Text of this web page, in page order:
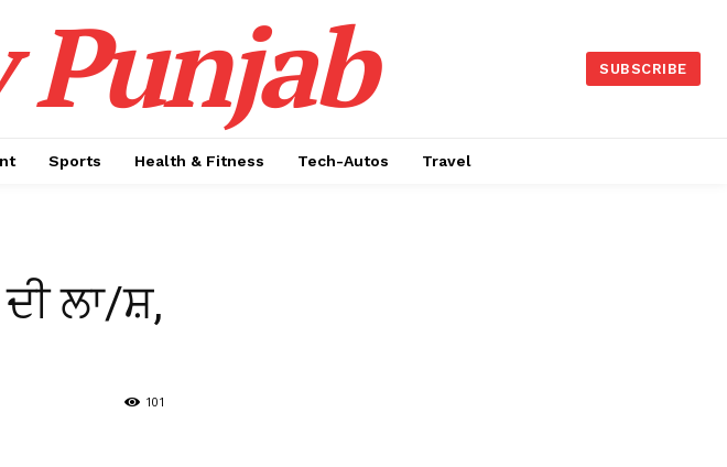
Punjab SUBSCRIBE
Sports Health & Fitness Tech-Autos Travel
ਲਾ/ਸ਼,
101